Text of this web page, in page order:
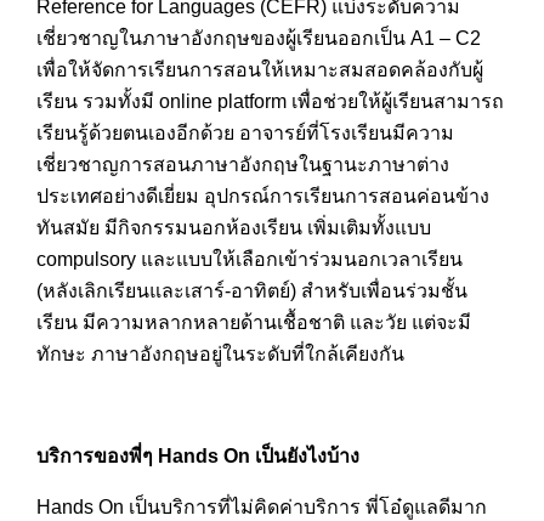
Reference for Languages (CEFR) แบ่งระดับความ
เชี่ยวชาญในภาษาอังกฤษของผู้เรียนออกเป็น A1 – C2
เพื่อให้จัดการเรียนการสอนให้เหมาะสมสอดคล้องกับผู้
เรียน รวมทั้งมี online platform เพื่อช่วยให้ผู้เรียนสามารถ
เรียนรู้ด้วยตนเองอีกด้วย อาจารย์ที่โรงเรียนมีความ
เชี่ยวชาญการสอนภาษาอังกฤษในฐานะภาษาต่าง
ประเทศอย่างดีเยี่ยม อุปกรณ์การเรียนการสอนค่อนข้าง
ทันสมัย มีกิจกรรมนอกห้องเรียน เพิ่มเติมทั้งแบบ
compulsory และแบบให้เลือกเข้าร่วมนอกเวลาเรียน
(หลังเลิกเรียนและเสาร์-อาทิตย์) สำหรับเพื่อนร่วมชั้น
เรียน มีความหลากหลายด้านเชื้อชาติ และวัย แต่จะมี
ทักษะ ภาษาอังกฤษอยู่ในระดับที่ใกล้เคียงกัน
บริการของพี่ๆ Hands On เป็นยังไงบ้าง
Hands On เป็นบริการที่ไม่คิดค่าบริการ พี่โอ๋ดูแลดีมาก